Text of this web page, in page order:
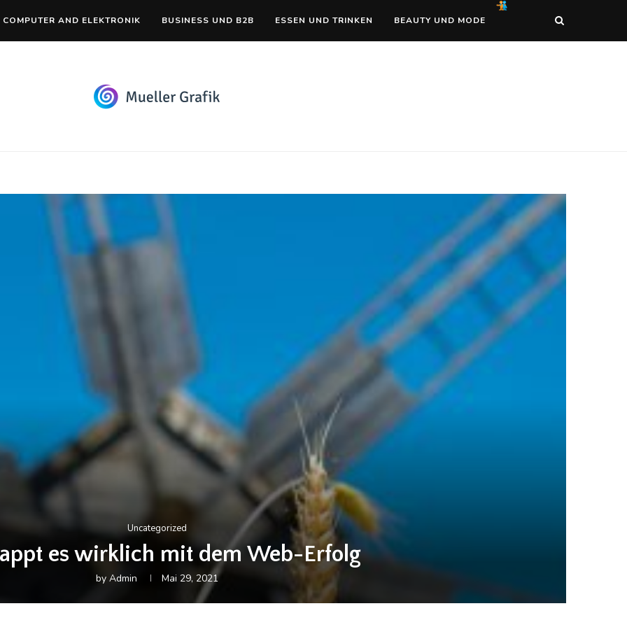
COMPUTER AND ELEKTRONIK BUSINESS UND B2B ESSEN UND TRINKEN BEAUTY UND MODE
Uncategorized
es wirklich mit dem Web-Erfolg
by Admin Mai 29, 2021